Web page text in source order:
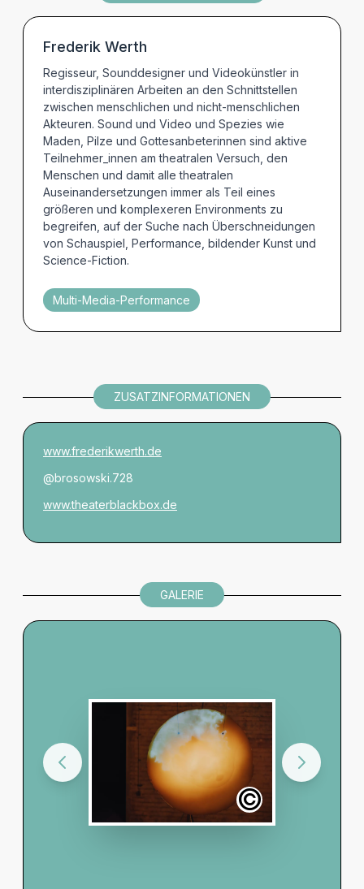
Frederik Werth
Regisseur, Sounddesigner und Videokünstler in
interdisziplinären Arbeiten an den Schnittstellen
zwischen menschlichen und nicht-menschlichen
Akteuren. Sound und Video und Spezies wie
Maden, Pilze und Gottesanbeterinnen sind aktive
Teilnehmer_innen am theatralen Versuch, den
Menschen und damit alle theatralen
Auseinandersetzungen immer als Teil eines
größeren und komplexeren Environments zu
begreifen, auf der Suche nach Überschneidungen
von Schauspiel, Performance, bildender Kunst und
Science-Fiction.
Multi-Media-Performance
ZUSATZINFORMATIONEN
www.frederikwerth.de
@brosowski.728
www.theaterblackbox.de
GALERIE
©© Markus Bachmann